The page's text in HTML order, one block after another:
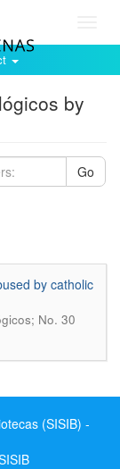
by
Go
by catholic
No. 30
(SISIB) -